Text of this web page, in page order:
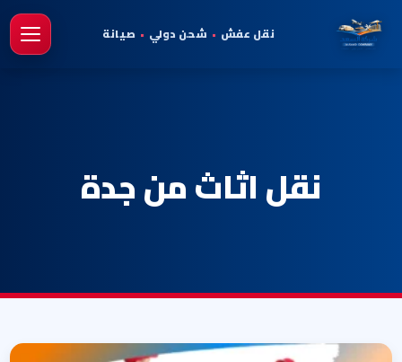
نقل عفش • شحن دولي • صيانة
نقل اثاث من جدة